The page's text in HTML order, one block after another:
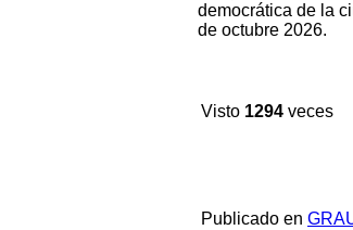
democrática de la
de octubre 2026.
Visto 1294 veces
Publicado en